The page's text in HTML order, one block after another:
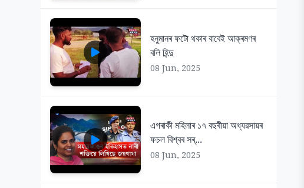
হনুমানৰ ফটো থকাৰ বাবেই আক্ৰমণৰ
বলি হিন্দু
08 Jun, 2025
এগৰাকী মহিলাৰ ১৭ বছৰীয়া অধ্যৱসায়ৰ
ফচল বিশ্বৰ সৰ্...
08 Jun, 2025